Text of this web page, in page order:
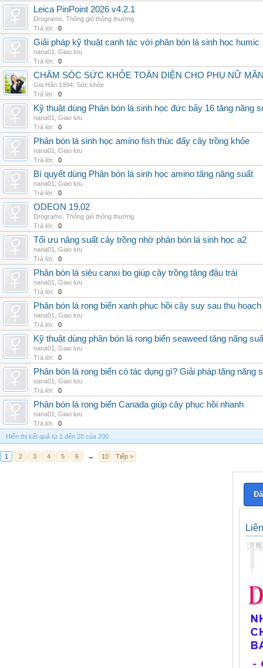
Leica PinPoint 2026 v4.2.1
Drograms Thông gió thông thường
Trả lời:
0
Giải pháp kỹ thuật canh tác với phân bón lá sinh học humic
nana01
Giao lưu
Trả lời:
0
CHĂM SÓC SỨC KHỎE TOÀN DIỆN CHO PHỤ NỮ
Gia Hân 1994 Sức khỏe
Trả lời:
0
Kỹ thuật dùng Phân bón lá sinh học đức bảy 16 tăng năng
nana01
Giao lưu
Trả lời:
0
Phân bón lá sinh học amino fish thúc đẩy cây trồng khỏe
nana01
Giao lưu
Trả lời:
0
Bí quyết dùng Phân bón lá sinh học amino tăng năng suất
nana01
Giao lưu
Trả lời:
0
ODEON 19.02
Drograms Thông gió thông thường
Trả lời:
0
Tối ưu năng suất cây trồng nhờ phân bón lá sinh học a2
nana01
Giao lưu
Trả lời:
0
Phân bón lá siêu canxi bo giúp cây trồng tăng đậu trái
nana01
Giao lưu
Trả lời:
0
Phân bón lá rong biển xanh phục hồi cây suy sau thu hoạch
nana01
Giao lưu
Trả lời:
0
Kỹ thuật dùng phân bón lá rong biển seaweed tăng năng
nana01
Giao lưu
Trả lời:
0
Phân bón lá rong biển có tác dụng gì? Giải pháp tăng năng
nana01
Giao lưu
Trả lời:
0
Phân bón lá rong biển Canada giúp cây phục hồi nhanh
nana01
Giao lưu
Trả lời:
0
Hiển thị kết quả từ 1 đến 20 của 200
1 2 3 4 5 6 → 10 Tiếp >